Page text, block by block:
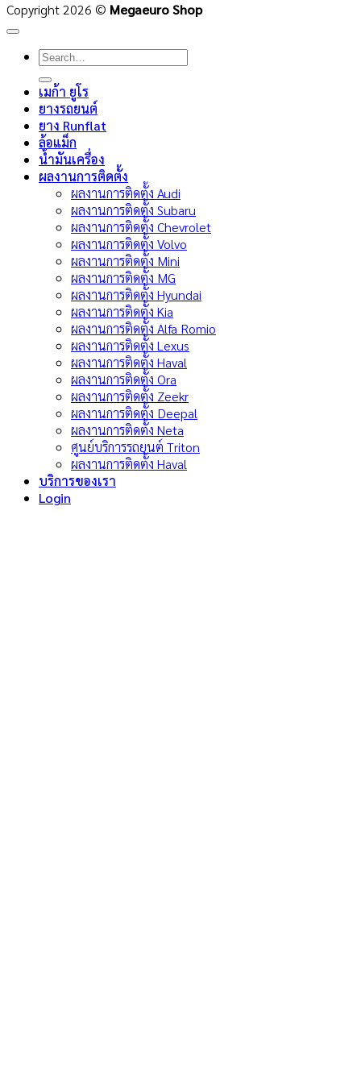
Copyright 2026 © Megaeuro Shop
Search
for:
เมก้า ยูโร
ยางรถยนต์
ยาง Runflat
ล้อแม็ก
น้ำมันเครื่อง
ผลงานการติดตั้ง
ผลงานการติดตั้ง Audi
ผลงานการติดตั้ง Subaru
ผลงานการติดตั้ง Chevrolet
ผลงานการติดตั้ง Volvo
ผลงานการติดตั้ง Mini
ผลงานการติดตั้ง MG
ผลงานการติดตั้ง Hyundai
ผลงานการติดตั้ง Kia
ผลงานการติดตั้ง Alfa Romio
ผลงานการติดตั้ง Lexus
ผลงานการติดตั้ง Haval
ผลงานการติดตั้ง Ora
ผลงานการติดตั้ง Zeekr
ผลงานการติดตั้ง Deepal
ผลงานการติดตั้ง Neta
ศูนย์บริการรถยนต์ Triton
ผลงานการติดตั้ง Haval
บริการของเรา
Login